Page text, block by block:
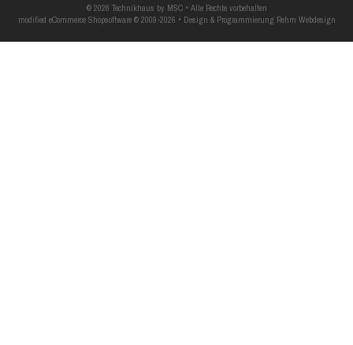
© 2026 Technikhaus by MSC • Alle Rechte vorbehalten
modified eCommerce Shopsoftware © 2009-2026 • Design & Programmierung Rehm Webdesign